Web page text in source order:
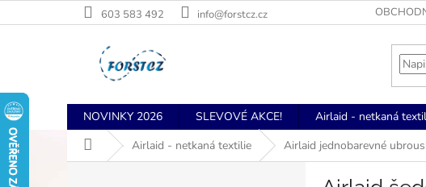
na
603 583 492 info@forstcz.cz
NOVINKY 2026 SLEVOVÉ AKCE! Airlaid - netkaná
Domů Airlaid - netkaná textilie Airlaid jednobarevné